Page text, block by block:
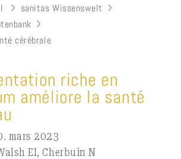
sanitas Wissenswelt
cérébrale
riche en
améliore la santé
mars 2023
EI, Cherbuin N